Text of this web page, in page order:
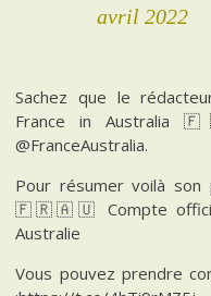
avril 2022
Sachez que le
France in
@FranceAustralia.
Pour résumer voilà son
🇫🇷🇦🇺 Compte officiel
Australie
Vous pouvez prendre